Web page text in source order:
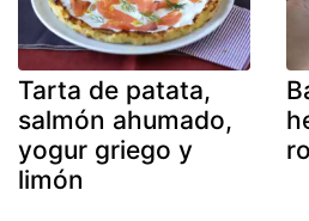
Tarta de patata,
salmón ahumado,
yogur griego y
limón